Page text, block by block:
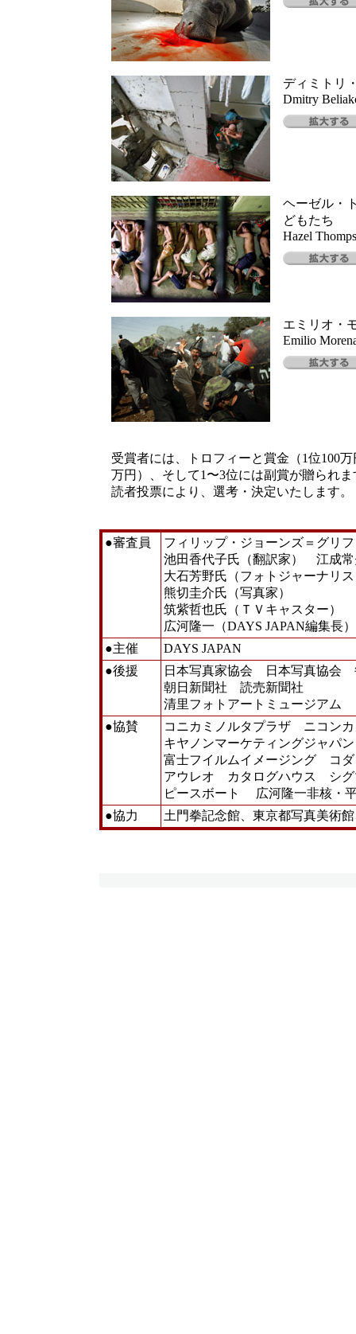
ディミトリ
Dmitry
ヘーゼル・
どもたち
Hazel
エミリオ・
Emilio
受賞者には、トロフィーと賞金（1位100
万円）、そして1〜3位には副賞が贈られ
読者投票により、選考・決定いたします。
●審査員
フィリップ・ジョーンズ＝グリ
池田香代子氏（翻訳家） 江成常
大石芳野氏（フォトジャーナリ
熊切圭介氏（写真家）
筑紫哲也氏（ＴＶキャスター）
広河隆一（DAYS JAPAN編集長）
●主催
DAYS JAPAN
●後援
日本写真家協会 日本写真協
朝日新聞社 読売新聞社
清里フォトアートミュージアム
●協賛
コニカミノルタプラザ ニコン
キヤノンマーケティングジャパン
富士フイルムイメージング コダ
アウレオ カタログハウス シグ
ピースボート 広河隆一非核・
●協力
土門拳記念館、東京都写真美術